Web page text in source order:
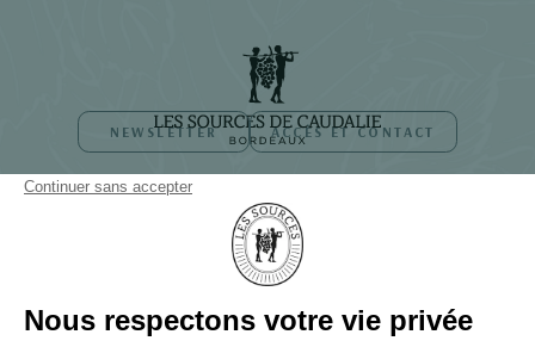
NEWSLETTER ACCÈS ET CONTACT
33650 BORDEAUX-MARTILLAC